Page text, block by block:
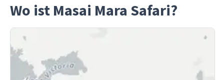
Wo ist Masai Mara Safari?